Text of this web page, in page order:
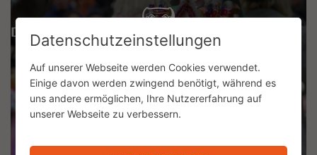
Datenschutzeinstellungen
Auf unserer Webseite werden Cookies verwendet.
Einige davon werden zwingend benötigt, während es
uns andere ermöglichen, Ihre Nutzererfahrung auf
unserer Webseite zu verbessern.
DE